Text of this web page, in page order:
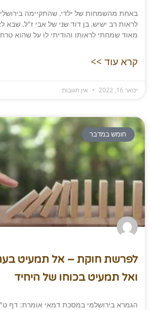
באחת מהשמחות של ילדי, שהתקיימה
לראות רב ישיש, בן דוד שני של אבי ז"ל, שבא
מאוד שמחתי לראותו והודיתי לו על שהוא טרח
קרא עוד >>
ינואר 16, 2022 אין תגובות
חומש במדבר
לפרשת חוקת – אל תמעיט
ואל תמעיט בכוחו של היחיד
הגמרא בירושלמי במסכת דמאי אומרת: דף